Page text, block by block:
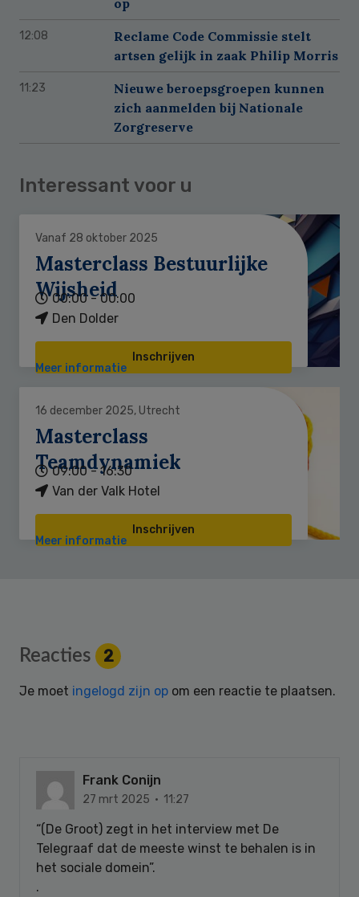
12:08
Reclame Code Commissie stelt
artsen gelijk in zaak Philip Morris
11:23
Nieuwe beroepsgroepen kunnen
zich aanmelden bij Nationale
Zorgreserve
Interessant voor u
Vanaf 28 oktober 2025
Masterclass Bestuurlijke
Wijsheid
00:00 - 00:00
Den Dolder
Inschrijven
Meer informatie
16 december 2025, Utrecht
Masterclass
Teamdynamiek
09:00 - 16:30
Van der Valk Hotel
Inschrijven
Meer informatie
Reader
Interactions
Reacties 2
Je moet ingelogd zijn op om een reactie te plaatsen.
Frank Conijn
27 mrt 2025 · 11:27
“(De Groot) zegt in het interview met De
Telegraaf dat de meeste winst te behalen is in
het sociale domein”.
.